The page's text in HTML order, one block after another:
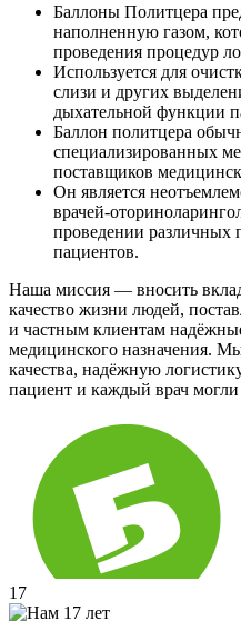
Баллоны Политцера
наполненную газом,
проведения процедур
Используется для
слизи и других
дыхательной функции
Баллон политцера
специализированных
поставщиков
Он является
врачей-
проведении различных
пациентов.
Наша миссия — вносить
качество жизни людей,
и частным клиентам
медицинского назначения.
качества, надёжную
пациент и каждый врач могли
17